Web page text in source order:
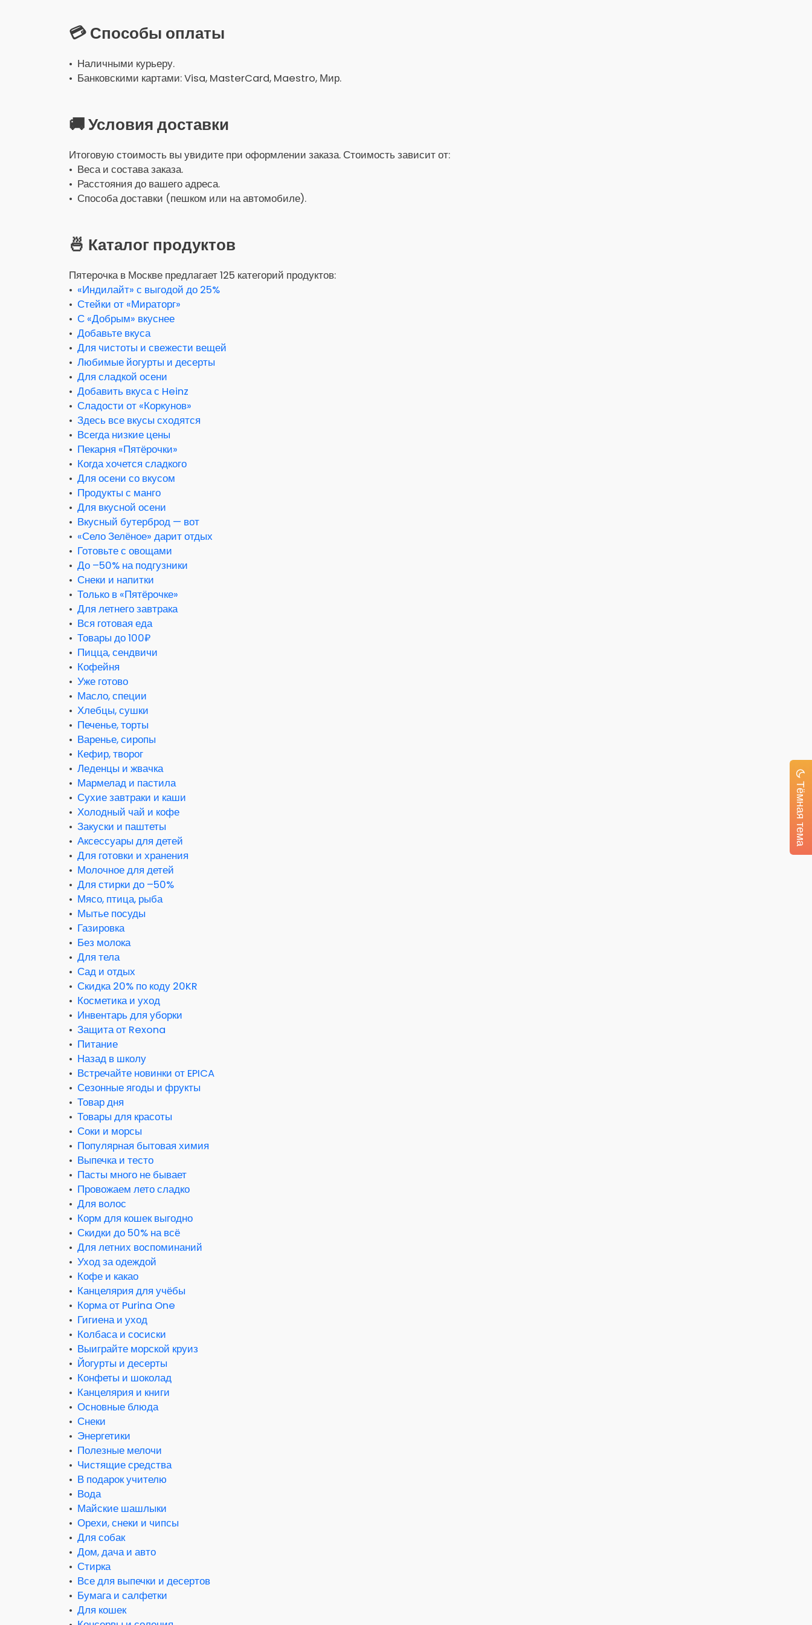
💳 Способы оплаты
• Наличными курьеру.
• Банковскими картами: Visa, MasterCard, Maestro, Мир.
🚚 Условия доставки
Итоговую стоимость вы увидите при оформлении заказа. Стоимость зависит от:
• Веса и состава заказа.
• Расстояния до вашего адреса.
• Способа доставки (пешком или на автомобиле).
🍜 Каталог продуктов
Пятерочка в Москве предлагает 125 категорий продуктов:
• «Индилайт» с выгодой до 25%
• Стейки от «Мираторг»
• С «Добрым» вкуснее
• Добавьте вкуса
• Для чистоты и свежести вещей
• Любимые йогурты и десерты
• Для сладкой осени
• Добавить вкуса с Heinz
• Сладости от «Коркунов»
• Здесь все вкусы сходятся
• Всегда низкие цены
• Пекарня «Пятёрочки»
• Когда хочется сладкого
• Для осени со вкусом
• Продукты с манго
• Для вкусной осени
• Вкусный бутерброд — вот
• «Село Зелёное» дарит отдых
• Готовьте с овощами
• До –50% на подгузники
• Снеки и напитки
• Только в «Пятёрочке»
• Для летнего завтрака
• Вся готовая еда
• Товары до 100₽
• Пицца, сендвичи
• Кофейня
• Уже готово
• Масло, специи
• Хлебцы, сушки
• Печенье, торты
• Варенье, сиропы
• Кефир, творог
• Леденцы и жвачка
• Мармелад и пастила
• Сухие завтраки и каши
• Холодный чай и кофе
• Закуски и паштеты
• Аксессуары для детей
• Для готовки и хранения
• Молочное для детей
• Для стирки до –50%
• Мясо, птица, рыба
• Мытье посуды
• Газировка
• Без молока
• Для тела
• Сад и отдых
• Скидка 20% по коду 20KR
• Косметика и уход
• Инвентарь для уборки
• Защита от Rexona
• Питание
• Назад в школу
• Встречайте новинки от EPICA
• Сезонные ягоды и фрукты
• Товар дня
• Товары для красоты
• Соки и морсы
• Популярная бытовая химия
• Выпечка и тесто
• Пасты много не бывает
• Провожаем лето сладко
• Для волос
• Корм для кошек выгодно
• Скидки до 50% на всё
• Для летних воспоминаний
• Уход за одеждой
• Кофе и какао
• Канцелярия для учёбы
• Корма от Purina One
• Гигиена и уход
• Колбаса и сосиски
• Выиграйте морской круиз
• Йогурты и десерты
• Конфеты и шоколад
• Канцелярия и книги
• Основные блюда
• Снеки
• Энергетики
• Полезные мелочи
• Чистящие средства
• В подарок учителю
• Вода
• Майские шашлыки
• Орехи, снеки и чипсы
• Для собак
• Дом, дача и авто
• Стирка
• Все для выпечки и десертов
• Бумага и салфетки
• Для кошек
Тёмная тема